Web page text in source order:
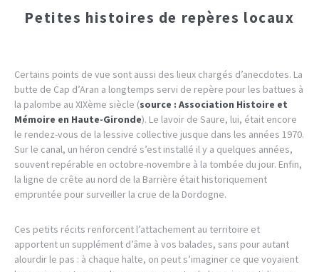
Petites histoires de repères locaux
Certains points de vue sont aussi des lieux chargés d’anecdotes. La
butte de Cap d’Aran a longtemps servi de repère pour les battues à
la palombe au XIXème siècle (source : Association Histoire et
Mémoire en Haute-Gironde). Le lavoir de Saure, lui, était encore
le rendez-vous de la lessive collective jusque dans les années 1970.
Sur le canal, un héron cendré s’est installé il y a quelques années,
souvent repérable en octobre-novembre à la tombée du jour. Enfin,
la ligne de crête au nord de la Barrière était historiquement
empruntée pour surveiller la crue de la Dordogne.
Ces petits récits renforcent l’attachement au territoire et
apportent un supplément d’âme à vos balades, sans pour autant
alourdir le pas : à chaque halte, on peut s’imaginer ce que voyaient